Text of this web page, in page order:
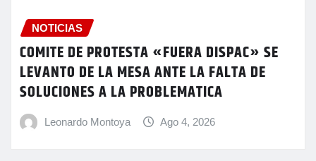
NOTICIAS
COMITE DE PROTESTA «FUERA DISPAC» SE
LEVANTO DE LA MESA ANTE LA FALTA DE
SOLUCIONES A LA PROBLEMATICA
Leonardo Montoya Ago 4, 2026